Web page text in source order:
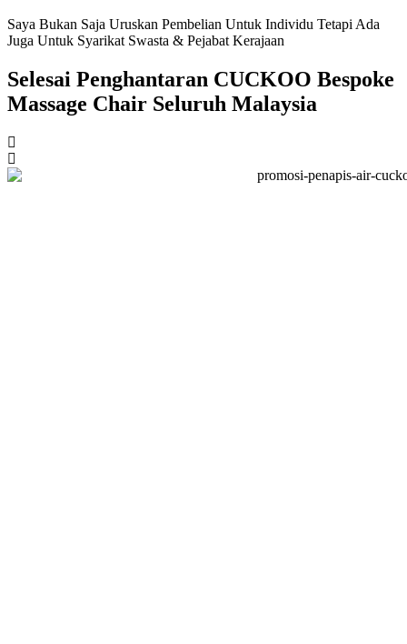
Saya Bukan Saja Uruskan Pembelian Untuk Individu Tetapi Ada
Juga Untuk Syarikat Swasta & Pejabat Kerajaan
Selesai Penghantaran CUCKOO Bespoke
Massage Chair Seluruh Malaysia